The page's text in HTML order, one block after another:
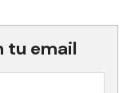
tu email